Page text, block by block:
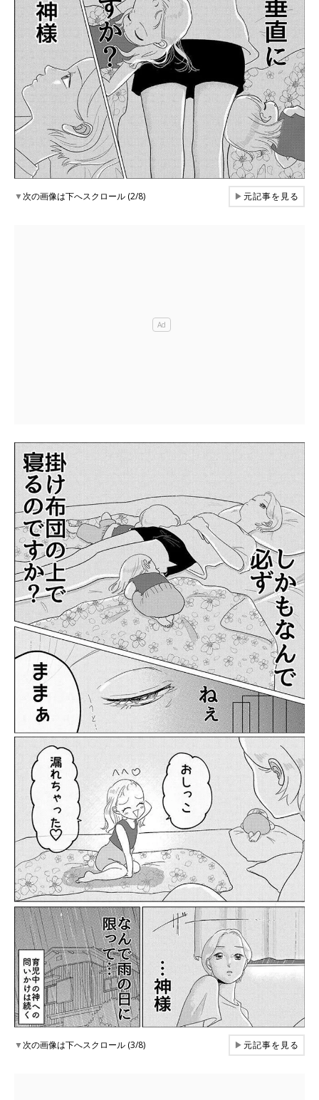
▼次の画像は下へスクロール (2/8) ▶元記事を見る
▼次の画像は下へスクロール (3/8) ▶元記事を見る